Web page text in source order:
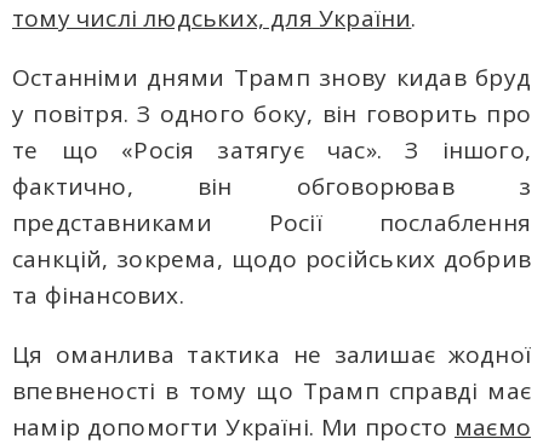
тому числі людських, для України.
Останніми днями Трамп знову кидав бруд
у повітря. З одного боку, він говорить про
те що «Росія затягує час». З іншого,
фактично, він обговорював з
представниками Росії послаблення
санкцій, зокрема, щодо російських добрив
та фінансових.
Ця оманлива тактика не залишає жодної
впевненості в тому що Трамп справді має
намір допомогти Україні. Ми просто маємо